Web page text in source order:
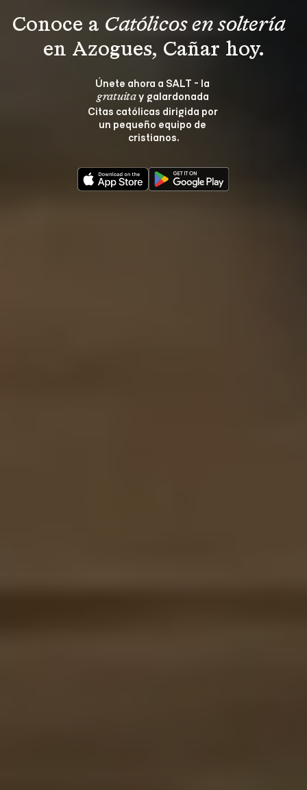
Conoce a Católicos en soltería
en Azogues, Cañar hoy.
Únete ahora a SALT - la
gratuita y galardonada
Citas católicas dirigida por
un pequeño equipo de
cristianos.